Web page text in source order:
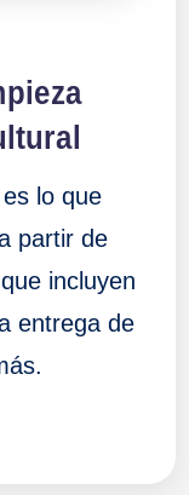
lo que
partir de
incluyen
entrega de